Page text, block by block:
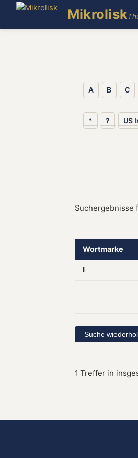
Mikrolisk
A B C
* ? US
Suchergebnisse
Wortmarke
I
1 Treffer in